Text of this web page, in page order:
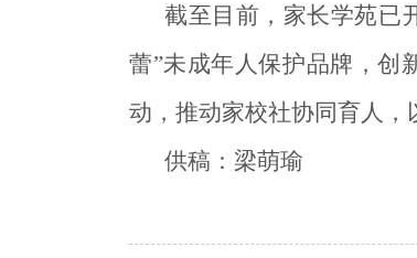
截至目前，家长学苑已
蕾”未成年人保护品牌，创
动，推动家校社协同育人，
供稿：梁萌瑜